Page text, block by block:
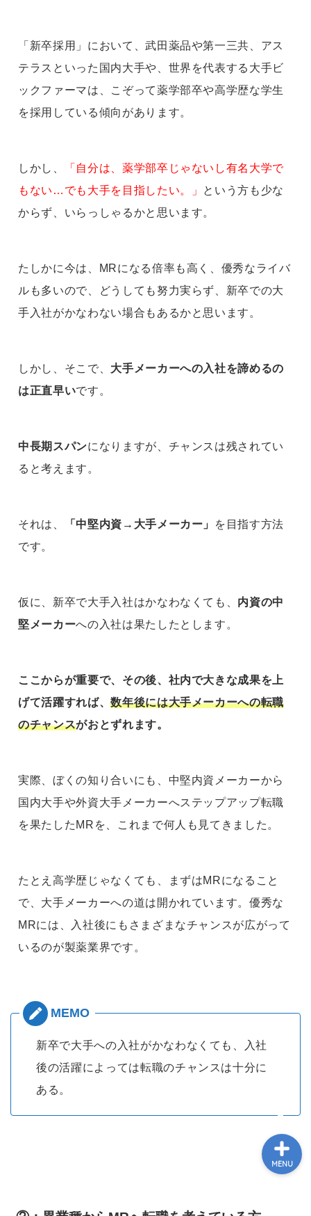
「新卒採用」において、武田薬品や第一三共、アス
テラスといった国内大手や、世界を代表する大手ビ
ックファーマは、こぞって薬学部卒や高学歴な学生
を採用している傾向があります。
しかし、
「自分は、薬学部卒じゃないし有名大学で
もない…でも大手を目指したい。」 という方も少な
からず、いらっしゃるかと思います。
たしかに今は、MRになる倍率も高く、優秀なライバ
ルも多いので、どうしても努力実らず、新卒での大
手入社がかなわない場合もあるかと思います。
しかし、そこで、 大手メーカーへの入社を諦めるの
は正直早いです。
中長期スパンになりますが、チャンスは残されてい
ると考えます。
それは、 「中堅内資→大手メーカー」
を目指す方法
です。
仮に、新卒で大手入社はかなわなくても、 内資の中
堅メーカーへの入社は果たしたとします。
ここからが重要で、その後、社内で大きな成果を上
げて活躍すれば、数年後には大手メーカーへの転職
のチャンスがおとずれます。
実際、ぼくの知り合いにも、中堅内資メーカーから
国内大手や外資大手メーカーへステップアップ転職
を果たしたMRを、これまで何人も見てきました。
たとえ高学歴じゃなくても、まずはMRになること
で、大手メーカーへの道は開かれています。優秀な
MRには、入社後にもさまざまなチャンスが広がって
いるのが製薬業界です。
新卒で大手への入社がかなわなくても、入社
後の活躍によっては転職のチャンスは十分に
ある。
MENU
スキル･ノウハウ